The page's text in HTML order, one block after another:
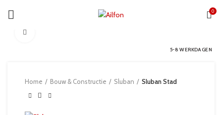
0
5-8 WERKDAGEN
Home Bouw & Constructie Sluban Sluban Stad